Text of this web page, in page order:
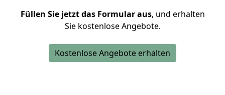
Füllen Sie jetzt das Formular aus, und erhalten
Sie kostenlose Angebote.
Kostenlose Angebote erhalten